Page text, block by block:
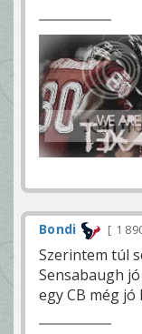
Bondi 1
Szerintem túl
Sensabaugh
egy CB még